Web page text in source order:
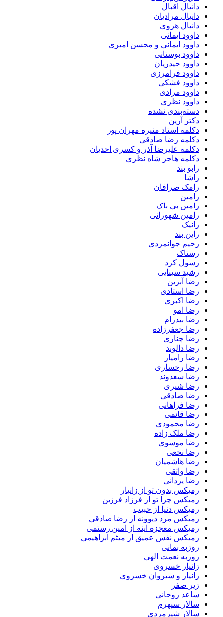
دانیال اقبال
دانیال مرادیان
دانیال هروی
داوود ایمانی
داوود ایمانی و محسن امیری
داوود بوستانی
داوود حیدریان
داوود فرامرزی
داوود فشکی
داوود مرادی
داوود نظری
دسته‌بندی نشده
دکتر آرین
دکلمه استاد منیره مهران پور
دکلمه رضا صادقی
دکلمه علیرضا آذر و کسری احدیان
دکلمه هاجر شاه نظری
رابو بند
راشا
رامک صرافان
رامین
رامین بی باک
رامین شهورانی
رانیک
راین بند
رحیم جوانمردی
رستاک
رسول کرد
رشید سینایی
رضا آبزین
رضا استادی
رضا اکبری
رضا امو
رضا بیدرام
رضا جعفرزاده
رضا چناری
رضا دالوند
رضا رامیار
رضا رخساری
رضا سعدوند
رضا شیری
رضا صادقی
رضا فراهانی
رضا قائمی
رضا محمودی
رضا ملک زاده
رضا موسوی
رضا نخعی
رضا هاشمیان
رضا واثقی
رضا یزدانی
رمیکس بدون تو از زانیار
رمیکس چرا تو از فرزاد فرزین
رمیکس دنیا از حبیب
رمیکس مرد دیوونه از رضا صادقی
رمیکس معجزه اینه از امین رستمی
رمیکس نفس عمیق از میثم ابراهیمی
روزبه بمانی
روزبه نعمت الهی
زانیار خسروی
زانیار و سیروان خسروی
زیر صفر
ساعد روحانی
سالار سپهرم
سالار شیرمردی